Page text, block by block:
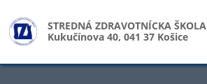
STREDNÁ ZDRAVOTNÍCKA ŠKOLA
Kukučínova 40, 041 37 Košice